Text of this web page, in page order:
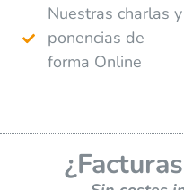
Nuestras charlas y
ponencias de
forma Online